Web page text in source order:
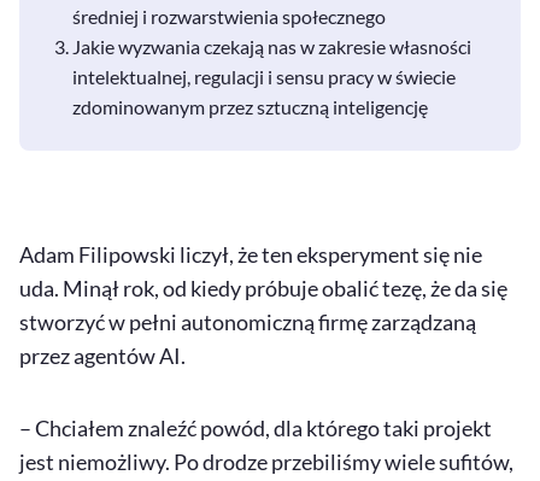
średniej i rozwarstwienia społecznego
Jakie wyzwania czekają nas w zakresie własności
intelektualnej, regulacji i sensu pracy w świecie
zdominowanym przez sztuczną inteligencję
Adam Filipowski liczył, że ten eksperyment się nie
uda. Minął rok, od kiedy próbuje obalić tezę, że da się
stworzyć w pełni autonomiczną firmę zarządzaną
przez agentów AI.
– Chciałem znaleźć powód, dla którego taki projekt
jest niemożliwy. Po drodze przebiliśmy wiele sufitów,